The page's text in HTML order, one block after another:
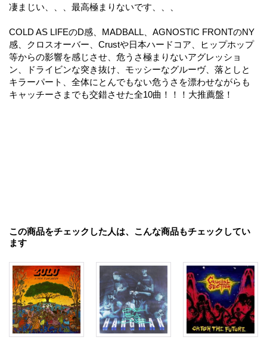
凄まじい、、、最高極まりないです、、、
COLD AS LIFEのD感、MADBALL、AGNOSTIC FRONTのNY
感、クロスオーバー、Crustや日本ハードコア、ヒップホップ
等からの影響を感じさせ、危うさ極まりないアグレッショ
ン、ドライビンな突き抜け、モッシーなグルーヴ、落としと
キラーパート、全体にとんでもない危うさを漂わせながらも
キャッチーさまでも交錯させた全10曲！！！大推薦盤！
この商品をチェックした人は、こんな商品もチェックしてい
ます